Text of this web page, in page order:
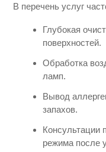
В перечень услуг
Глубокая
поверхностей.
Обработка
ламп.
Вывод
запахов.
Консультации
режима после